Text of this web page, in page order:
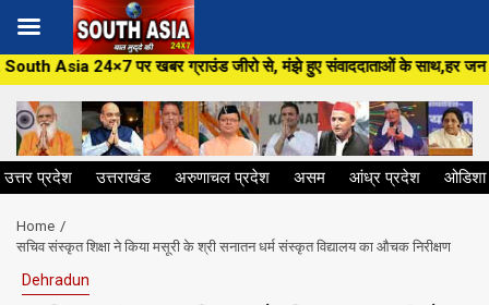
Skip
to
content
पर खबर ग्राउंड जीरो से, मंझे हुए संवाददाताओं के साथ,हर जन मुद्दे पर,
उत्तर प्रदेश उत्तराखंड अरुणाचल प्रदेश असम आंध्र प्रदेश ओडिशा
Home
सचिव संस्कृत शिक्षा ने किया मसूरी के श्री सनातन धर्म संस्कृत विद्यालय का औचक निरीक्षण
Dehradun